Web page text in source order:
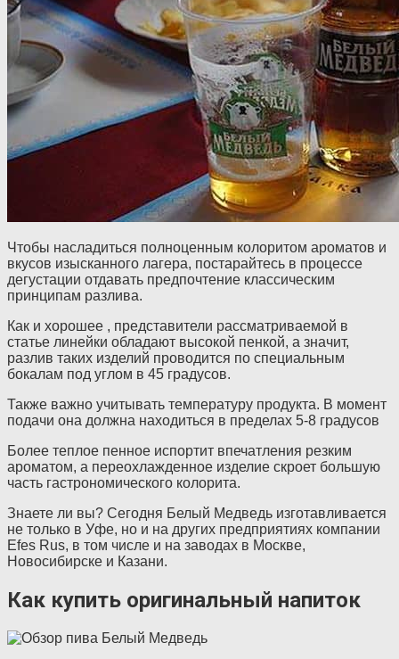
Чтобы насладиться полноценным колоритом ароматов и
вкусов изысканного лагера, постарайтесь в процессе
дегустации отдавать предпочтение классическим
принципам разлива.
Как и хорошее , представители рассматриваемой в
статье линейки обладают высокой пенкой, а значит,
разлив таких изделий проводится по специальным
бокалам под углом в 45 градусов.
Также важно учитывать температуру продукта. В момент
подачи она должна находиться в пределах 5-8 градусов
Более теплое пенное испортит впечатления резким
ароматом, а переохлажденное изделие скроет большую
часть гастрономического колорита.
Знаете ли вы? Сегодня Белый Медведь изготавливается
не только в Уфе, но и на других предприятиях компании
Efes Rus, в том числе и на заводах в Москве,
Новосибирске и Казани.
Как купить оригинальный напиток